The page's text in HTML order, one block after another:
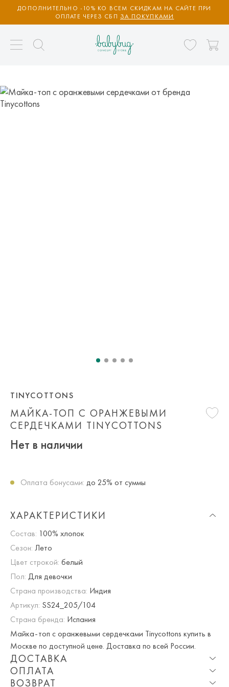
ДОПОЛНИТЕЛЬНО -10% КО ВСЕМ СКИДКАМ НА САЙТЕ ПРИ
ОПЛАТЕ ЧЕРЕЗ СБП ЗА ПОКУПКАМИ
МАЙКА-ТОП С ОРАНЖЕВЫМИ
СЕРДЕЧКАМИ TINYCOTTONS
TINYCOTTONS
Нет в наличии
Оплата бонусами: до 25% от суммы
ХАРАКТЕРИСТИКИ
Состав: 100% хлопок
Сезон: Лето
Цвет строкой: белый
Пол: Для девочки
Страна производства: Индия
Артикул: SS24_205/104
Страна бренда: Испания
Майка-топ с оранжевыми сердечками Tinycottons купить в
Москве по доступной цене. Доставка по всей России.
ДОСТАВКА
Опция частичная доставка и примерка доступна для
ОПЛАТА
ВОЗВРАТ